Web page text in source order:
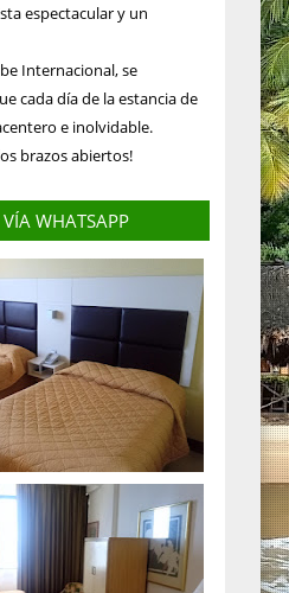
espectacular y un
Internacional, se
cada día de la estancia de
e inolvidable.
brazos abiertos!
VÍA WHATSAPP